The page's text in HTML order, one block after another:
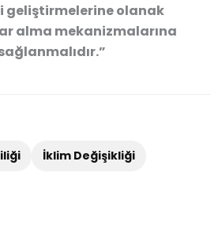
geliştirmelerine olanak
alma mekanizmalarına
İklim Değişikliği